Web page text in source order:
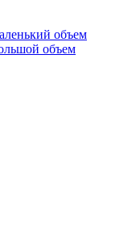
объем
объем